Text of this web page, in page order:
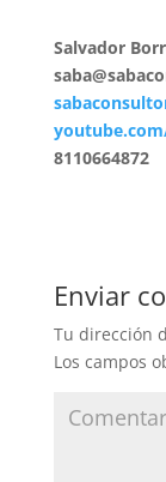
Salvador
8110664872
Enviar
Tu dirección
Los campos